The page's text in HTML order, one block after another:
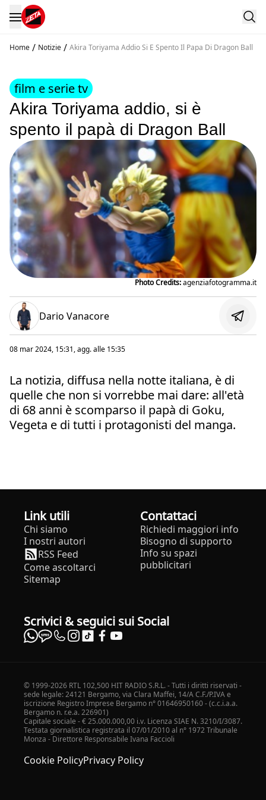
Home / Notizie / Akira Toriyama Addio Si E Spento Il Papa Di Dragon Ball
film e serie tv
Akira Toriyama addio, si è
spento il papà di Dragon Ball
Photo Credits:agenziafotogramma.it
Dario Vanacore
08 mar 2024, 15:31, agg. alle 15:35
La notizia, diffusa nella notte italiana, è di
quelle che non si vorrebbe mai dare: all'età
di 68 anni è scomparso il papà di Goku,
Vegeta e di tutti i protagonisti del manga.
Link utili
Chi siamo
I nostri autori
RSS Feed
Come ascoltarci
Sitemap
Contattaci
Richiedi maggiori info
Bisogno di supporto
Info su spazi
pubblicitari
Scrivici & seguici sui Social
© 1999-2026 RTL 102,500 HIT RADIO S.R.L. - Tutti i diritti riservati -
sede legale: 24121 Bergamo, via Clara Maffei, 14/A C.F./P.IVA e
iscrizione Registro Imprese Bergamo n° 01646950160 - (c.c.i.a.a.
Bergamo n. r.e.a. 226901)
Capitale sociale - € 25.000.000,00 i.v. Licenza SIAE N. 3210/I/3087.
Testata giornalistica registrata il 07/01/2010 al n° 1972 Tribunale
Monza - Direttore Responsabile Ivana Faccioli
Cookie PolicyPrivacy Policy